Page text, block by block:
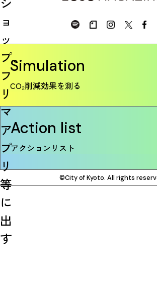
ョ
ッ
プ、
フ
リ
マ
ア
プ
リ
等
に
出
す
Simulation
CO₂削減効果を測る
Action list
アクションリスト
©City of Kyoto. All rights